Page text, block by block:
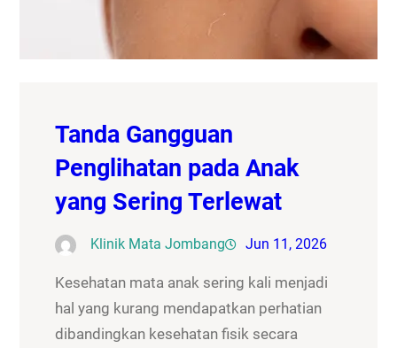
Tanda Gangguan
Penglihatan pada Anak
yang Sering Terlewat
Klinik Mata Jombang Jun 11, 2026
Kesehatan mata anak sering kali menjadi
hal yang kurang mendapatkan perhatian
dibandingkan kesehatan fisik secara